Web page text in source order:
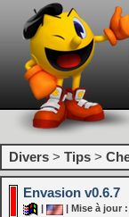
Divers > Tips >
Envasion v0.6.7
| Mise à jour